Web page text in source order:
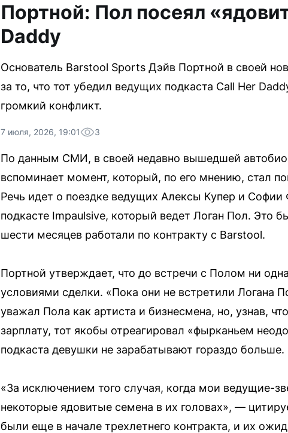
Портной: Пол посеял
Daddy
Основатель Barstool Sports Дэйв Портной в своей
за то, что тот убедил ведущих подкаста Call Her
громкий конфликт.
7 июля, 2026, 19:01 3
По данным СМИ, в своей недавно вышедшей
вспоминает момент, который, по его мнению, стал
Речь идет о поездке ведущих Алексы Купер и
подкасте Impaulsive, который ведет Логан Пол. Это
шести месяцев работали по контракту с Barstool.
Портной утверждает, что до встречи с Полом ни
условиями сделки. «Пока они не встретили Логана
уважал Пола как артиста и бизнесмена, но, узнав,
зарплату, тот якобы отреагировал «фырканьем
подкаста девушки не зарабатывают гораздо больше.
«За исключением того случая, когда мои ведущие-
некоторые ядовитые семена в их головах», —
были еще в начале трехлетнего контракта, и их